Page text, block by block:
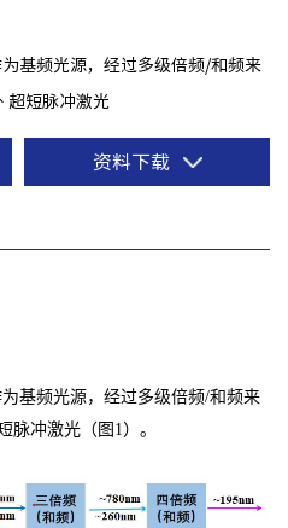
基频光源，经过多级倍频/和频来
超短脉冲激光
资料下载
基频光源，经过多级倍频/和频来
脉冲激光（图1）。